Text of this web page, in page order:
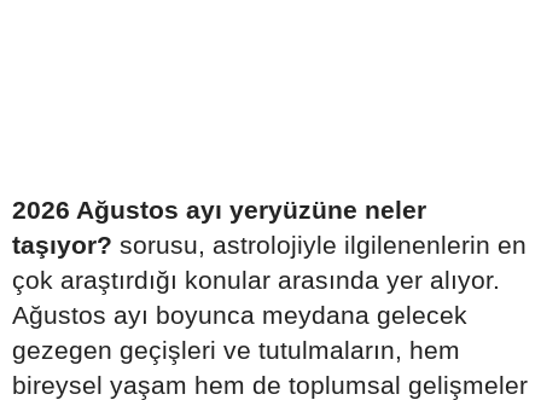
2026 Ağustos ayı yeryüzüne neler
taşıyor? sorusu, astrolojiyle ilgilenenlerin en
çok araştırdığı konular arasında yer alıyor.
Ağustos ayı boyunca meydana gelecek
gezegen geçişleri ve tutulmaların, hem
bireysel yaşam hem de toplumsal gelişmeler